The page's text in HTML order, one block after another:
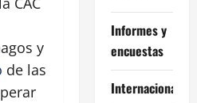
y
de las
Informes y
encuestas
Internacional